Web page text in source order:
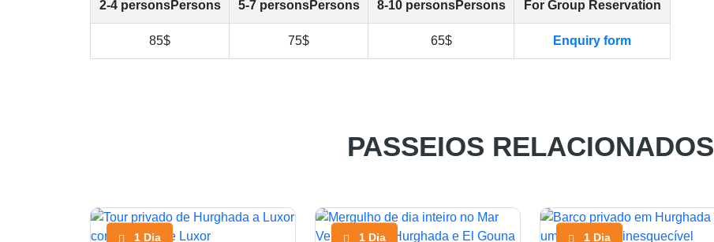
2-4 personsPersons 5-7 personsPersons 8-10 personsPersons For Group Reservation
85$ 75$ 65$ Enquiry form
PASSEIOS RELACIONADOS
1 Dia 1 Dia 1 Dia